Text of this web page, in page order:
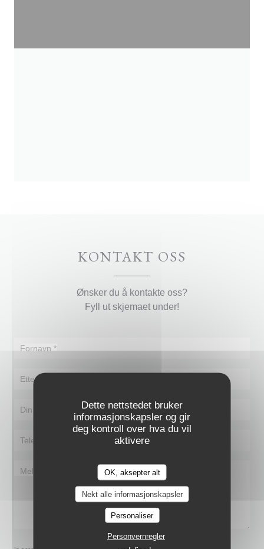
Dette nettstedet bruker
informasjonskapsler og gir
deg kontroll over hva du vil
aktivere
OK, aksepter alt
Nekt alle informasjonskapsler
Personaliser
Personvernregler
KONTAKT OSS
Ønsker du å kontakte oss?
Fyll ut skjemaet under!
VELVET GRILL & MORE